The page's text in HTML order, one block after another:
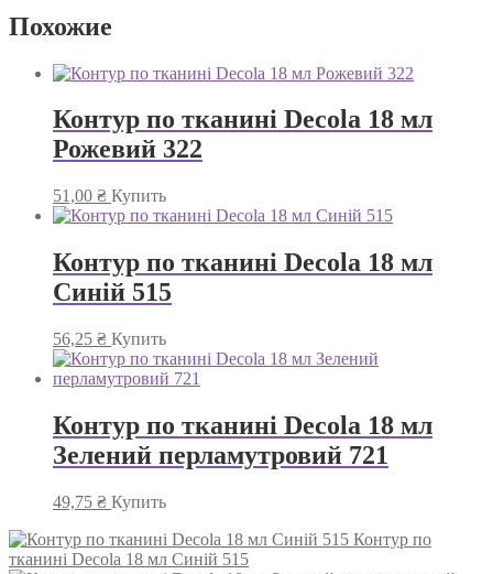
Похожие
Контур по тканині Decola 18 мл
Рожевий 322
51,00 ₴ Купить
Контур по тканині Decola 18 мл
Синій 515
56,25 ₴ Купить
Контур по тканині Decola 18 мл
Зелений перламутровий 721
49,75 ₴ Купить
Контур по
тканині Decola 18 мл Синій 515